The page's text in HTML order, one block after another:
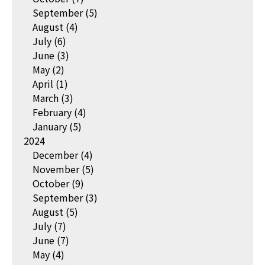
September(5)
August (4)
July (6)
June (3)
May (2)
April (1)
March (3)
February (4)
January (5)
2024
December(4)
November(5)
October(9)
September(3)
August (5)
July (7)
June (7)
May (4)